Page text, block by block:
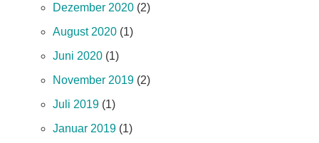
Dezember 2020 (2)
August 2020 (1)
Juni 2020 (1)
November 2019 (2)
Juli 2019 (1)
Januar 2019 (1)